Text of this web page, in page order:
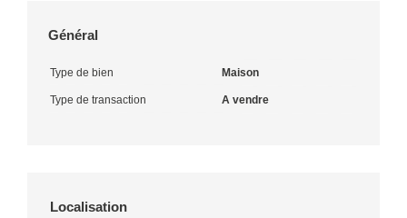
Général
Type de bien Maison
Type de transaction A vendre
Localisation